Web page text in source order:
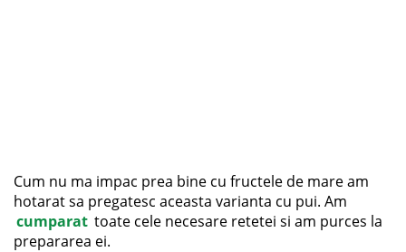
Cum nu ma impac prea bine cu fructele de mare am
hotarat sa pregatesc aceasta varianta cu pui. Am
cumparat toate cele necesare retetei si am purces la
prepararea ei.